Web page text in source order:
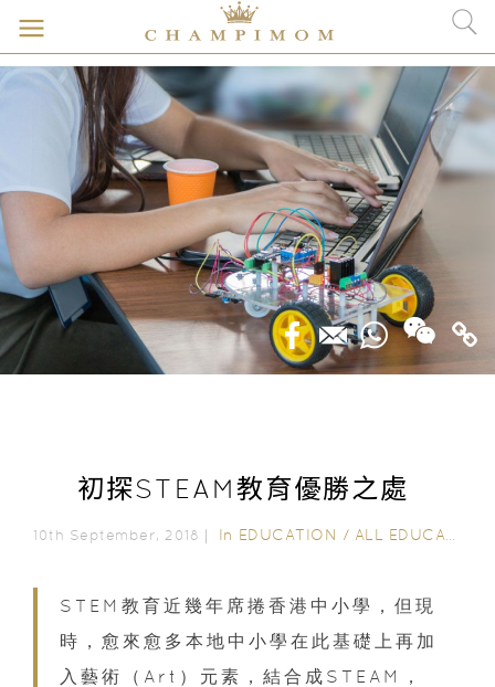
初探STEAM教育優勝之處
10th September, 2018｜ In EDUCATION / ALL EDUCATION
STEM教育近幾年席捲香港中小學，但現
時，愈來愈多本地中小學在此基礎上再加
入藝術（Art）元素，結合成STEAM，